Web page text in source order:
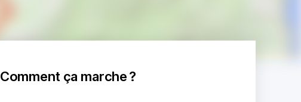
Comment ça marche ?